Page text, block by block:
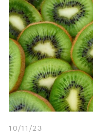
10/11/23